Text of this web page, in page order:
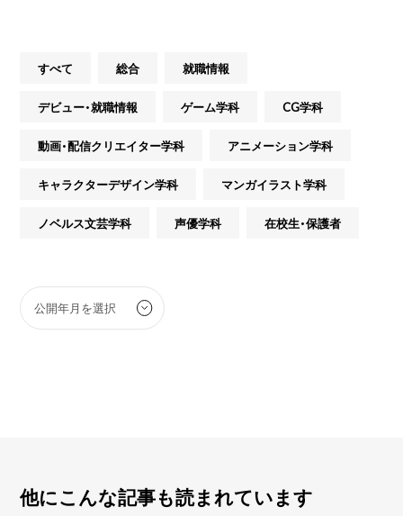
すべて 総合 就職情報
デビュー・就職情報 ゲーム学科 CG学科
動画・配信クリエイター学科 アニメーション学科
キャラクターデザイン学科 マンガイラスト学科
ノベルス文芸学科 声優学科 在校生・保護者
他にこんな記事も読まれています